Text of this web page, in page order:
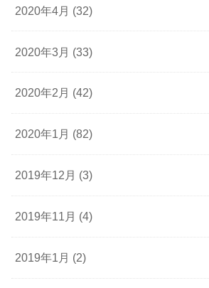
2020年4月 (32)
2020年3月 (33)
2020年2月 (42)
2020年1月 (82)
2019年12月 (3)
2019年11月 (4)
2019年1月 (2)